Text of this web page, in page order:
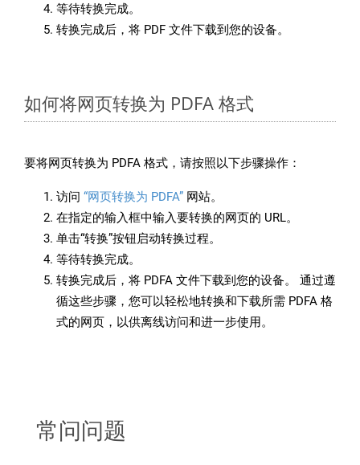
等待转换完成。
转换完成后，将 PDF 文件下载到您的设备。
如何将网页转换为 PDFA 格式
要将网页转换为 PDFA 格式，请按照以下步骤操作：
访问 “网页转换为 PDFA” 网站。
在指定的输入框中输入要转换的网页的 URL。
单击“转换”按钮启动转换过程。
等待转换完成。
转换完成后，将 PDFA 文件下载到您的设备。 通过遵
循这些步骤，您可以轻松地转换和下载所需 PDFA 格
式的网页，以供离线访问和进一步使用。
常问问题